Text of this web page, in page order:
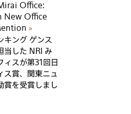
Office:
New Office
»
キング ゲンス
当した NRI み
ィスが第31回日
ス賞、関東ニュ
賞を受賞しまし